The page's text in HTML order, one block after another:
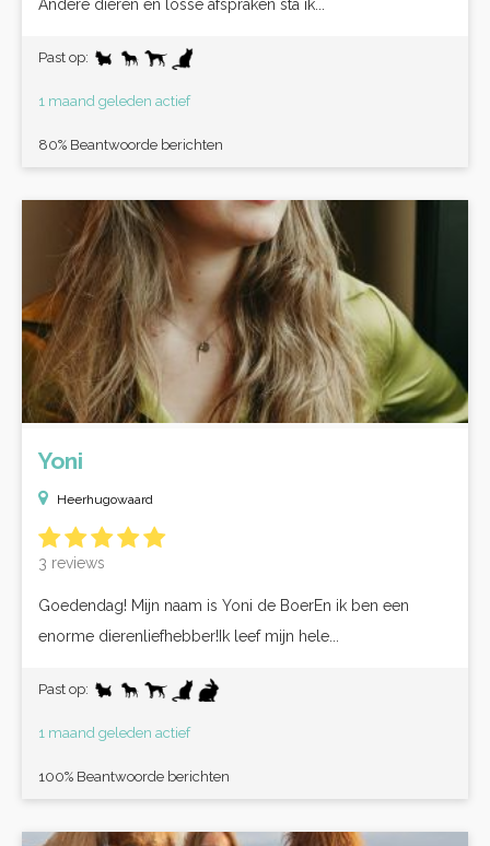
Andere dieren en losse afspraken sta ik...
Past op:
1 maand geleden actief
80% Beantwoorde berichten
Yoni
Heerhugowaard
3 reviews
Goedendag! Mijn naam is Yoni de BoerEn ik ben een
enorme dierenliefhebber!Ik leef mijn hele...
Past op:
1 maand geleden actief
100% Beantwoorde berichten